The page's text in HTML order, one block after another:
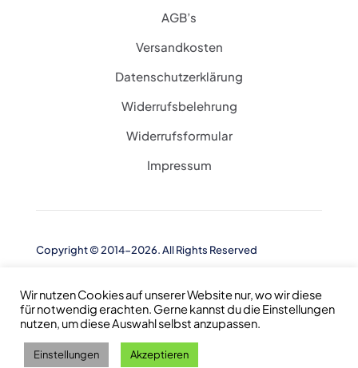
AGB’s
Versandkosten
Datenschutzerklärung
Widerrufsbelehrung
Widerrufsformular
Impressum
Copyright © 2014-2026. All Rights Reserved
Wir nutzen Cookies auf unserer Website nur, wo wir diese
für notwendig erachten. Gerne kannst du die Einstellungen
nutzen, um diese Auswahl selbst anzupassen.
Einstellungen Akzeptieren